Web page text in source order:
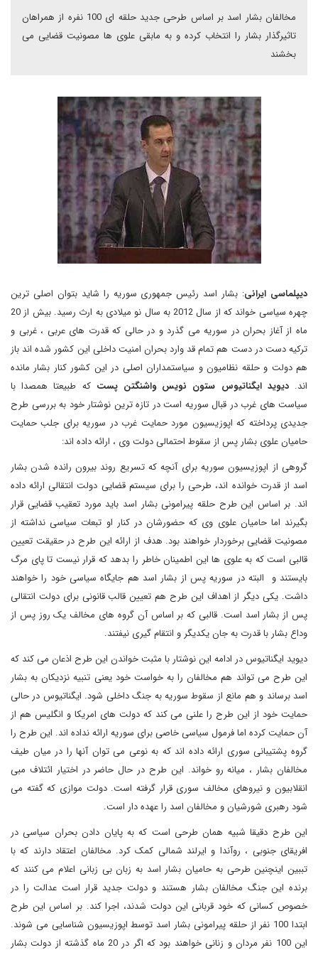
مخالفان بشار اسد بر اساس طرحی جدید حلقه ای 100 نفره از همراهان
تاثیرگذار بشار را انتخاب کرده و به مابقی علوی ها مصونیت قضایی می
بخشند
دیپلماسی ایرانی: بشار اسد رئیس جمهوری سوریه را شاید بتوان اصلی ترین
چهره سیاسی خواند که از سال 2012 به سال نو میلادی به ارث رسید. بیش از 20
ماه از آغاز بحران در سوریه می گذرد و در حالی که قدرت های عربی ، غربی و
ترکیه دست در دست هم تمام قد وارد بحران امنیت داخلی این کشور شده اند باز
هم دولت و حلقه نظامیون و سیاستمداران اصلی در این کشور کنار بشار مانده
اند.دیوید ایگناتیوس ستون نویس واشنگتن پست که طبیعتا همصدا با
سیاست های غرب در قبال سوریه است در تازه ترین نوشتار خود به بررسی طرح
جدیدی پرداخته که اپوزیسیون مورد حمایت غرب در سوریه برای جلب حمایت
حامیان علوی بشار پس از سقوط احتمالی دولت وی ، ارائه داده اند:
گروهی از اپوزیسیون سوریه برای آنچه که تسریع روند بیرون رانده شدن بشار
اسد از قدرت خوانده اند، طرحی را برای سیستم قضایی دولت انتقالی ارائه داده
اند. بر اساس این طرح حلقه پیرامونی بشار اسد باید مورد تعقیب قضایی قرار
بگیرند اما حامیان علوی وی که حضورشان در کنار او تبعات سیاسی نداشته از
مصونیت قضایی برخوردار خواهند بود. هدف از ارائه این طرح در حقیقت تعیین
قالبی است که به علوی ها این اطمینان خاطر را بدهد که قرار نیست تا پای مرگ
بایستند و البته در سوریه پس از بشار اسد هم جایگاه سیاسی خود را خواهند
داشت. یکی دیگر از اهداف این طرح هم تعیین قالب قانونی برای دولت انتقالی
پس از بشار اسد است. قالبی که بر اساس آن گروه های مخالف یک روز پس از
وداع بشار با قدرت به جان یکدیگر و انتقام گیری نیفتند.
دیوید ایگناتیوس در ادامه این نوشتار با مثبت خواندن این طرح اذعان می کند که
این طرح می تواند هم مخالفان را به خواست خود یعنی تنبیه نزدیکان به بشار
اسد برساند و هم مانع از سقوط سوریه به جنگ داخلی شود. ایگناتیوس در حالی
حمایت خود از این طرح را علنی می کند که دولت های امریکا و انگلیس هم از
آن حمایت کرده اما فرمول سیاسی خاصی برای سوریه ارائه نداده اند. این طرح را
گروه پشتیبانی سوری ارائه داده اند که به نوعی می توان آنها را در میان طیف
مخالفان بشار ، میانه رو خواند. این طرح در حال حاضر در اختیار ائتلاف مبی
انقلابیون و نیروهای مخالف سوری قرار گرفته است. دولت موازی که گفته می
شود رهبری شورشیان و مخالفان اسد را عهده دار است.
این طرح دقیقا شبیه همان طرحی است که به پایان دادن بحران سیاسی در
افریقای جنوبی ، روآندا و ایرلند شمالی کمک کرد. مخالفان اعتقاد دارند که با
تببین اینچنین طرحی به حامیان بشار اسد به زبان بی زبانی اعلام می کنند که
برنده این جنگ مخالفان بشار هستند و دولت جدید قرار است عدالت را در
خصوص کسانی که خود قربانی این دولت شدند، اجرا کند. بر اساس این طرح
ابتدا 100 نفر از حلقه پیرامونی بشار اسد توسط اپوزیسیون شناسایی می شوند.
این 100 نفر مردان و زنانی خواهند بود که اگر در 20 ماه گذشته از دولت بشار